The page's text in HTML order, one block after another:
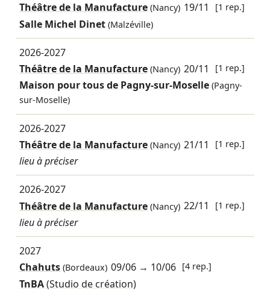
Théâtre de la Manufacture(Nancy) 19/11 [1 rep.]
Salle Michel Dinet (Malzéville)
2026-2027
Théâtre de la Manufacture(Nancy) 20/11 [1 rep.]
Maison pour tous de Pagny-sur-Moselle (Pagny-
sur-Moselle)
2026-2027
Théâtre de la Manufacture(Nancy) 21/11 [1 rep.]
lieu à préciser
2026-2027
Théâtre de la Manufacture(Nancy) 22/11 [1 rep.]
lieu à préciser
2027
Chahuts(Bordeaux) 09/06 → 10/06 [4 rep.]
TnBA(Studio de création)